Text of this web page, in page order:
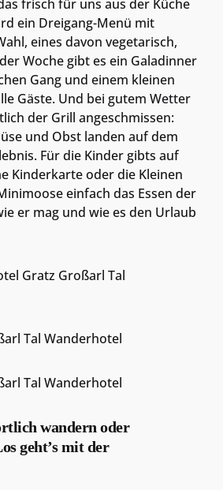
frisch für uns aus der Küche
ein Dreigang-Menü mit
eines davon vegetarisch,
Woche gibt es ein Galadinner
Gang und einem kleinen
Gäste. Und bei gutem Wetter
der Grill angeschmissen:
und Obst landen auf dem
Für die Kinder gibts auf
Kinderkarte oder die Kleinen
einfach das Essen der
er mag und wie es den Urlaub
wandern oder
geht’s mit der